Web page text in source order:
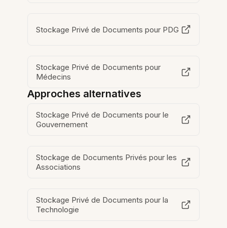
Stockage Privé de Documents pour PDG
Stockage Privé de Documents pour
Médecins
Approches alternatives
Stockage Privé de Documents pour le
Gouvernement
Stockage de Documents Privés pour les
Associations
Stockage Privé de Documents pour la
Technologie